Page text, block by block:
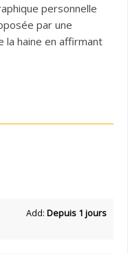
personnelle
par une
la haine en affirmant
Add: Depuis 1 jours